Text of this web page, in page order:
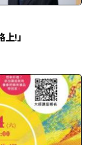
!」